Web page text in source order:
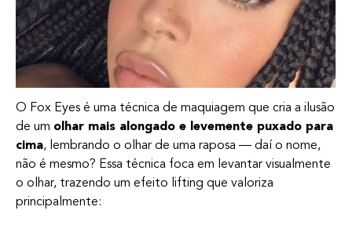
O Fox Eyes é uma técnica de maquiagem que cria a ilusão
de um olhar mais alongado e levemente puxado para
cima, lembrando o olhar de uma raposa — daí o nome,
não é mesmo? Essa técnica foca em levantar visualmente
o olhar, trazendo um efeito lifting que valoriza
principalmente: